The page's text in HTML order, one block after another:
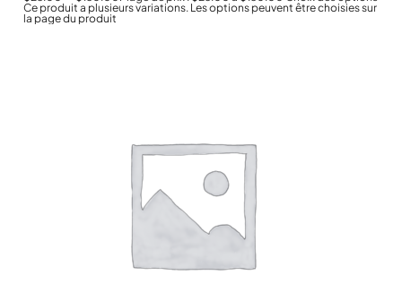
Ce produit a plusieurs variations. Les options peuvent être choisies sur
la page du produit